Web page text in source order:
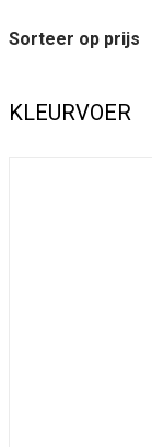
Sorteer op prijs
KLEURVOER